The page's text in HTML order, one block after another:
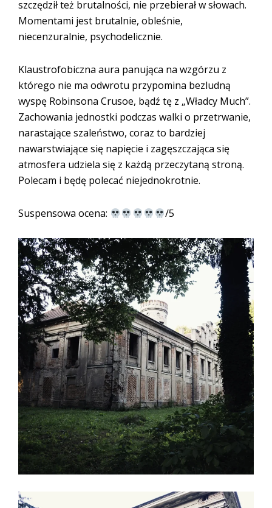
szczędził też brutalności, nie przebierał w słowach.
Momentami jest brutalnie, obleśnie,
niecenzuralnie, psychodelicznie.
Klaustrofobiczna aura panująca na wzgórzu z
którego nie ma odwrotu przypomina bezludną
wyspę Robinsona Crusoe, bądź tę z „Władcy Much”.
Zachowania jednostki podczas walki o przetrwanie,
narastające szaleństwo, coraz to bardziej
nawarstwiające się napięcie i zagęszczająca się
atmosfera udziela się z każdą przeczytaną stroną.
Polecam i będę polecać niejednokrotnie.
Suspensowa ocena: /5